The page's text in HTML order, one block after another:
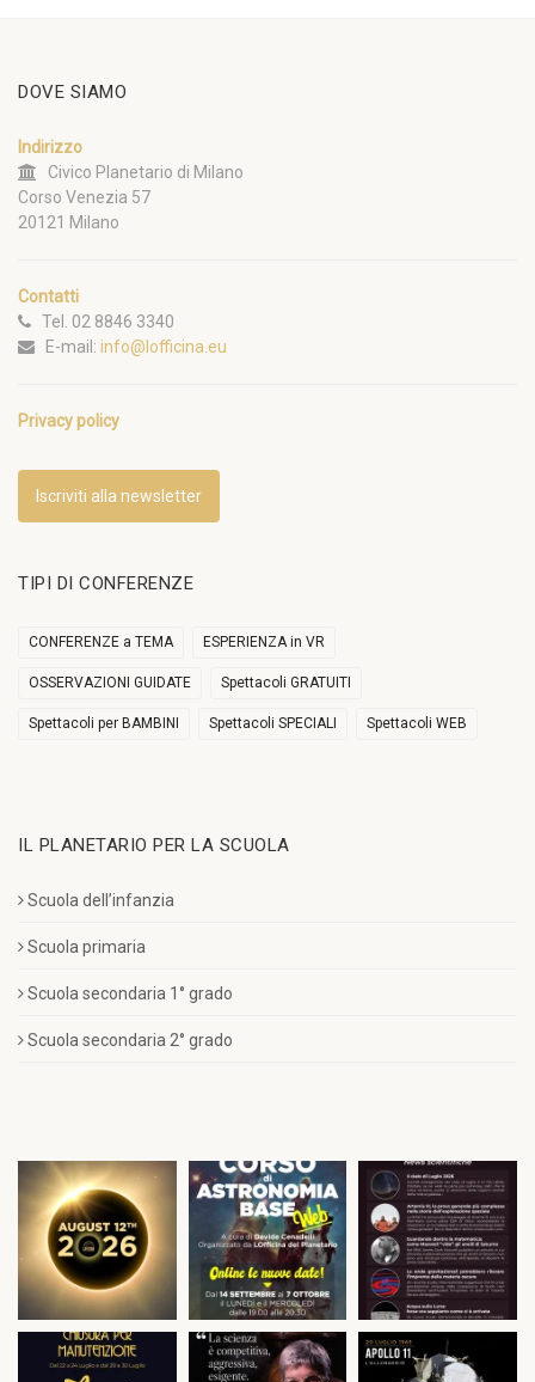
DOVE SIAMO
Indirizzo
Civico Planetario di Milano
Corso Venezia 57
20121 Milano
Contatti
Tel. 02 8846 3340
E-mail: info@lofficina.eu
Privacy policy
Iscriviti alla newsletter
TIPI DI CONFERENZE
CONFERENZE a TEMA ESPERIENZA in VR
OSSERVAZIONI GUIDATE Spettacoli GRATUITI
Spettacoli per BAMBINI Spettacoli SPECIALI Spettacoli WEB
IL PLANETARIO PER LA SCUOLA
Scuola dell’infanzia
Scuola primaria
Scuola secondaria 1° grado
Scuola secondaria 2° grado